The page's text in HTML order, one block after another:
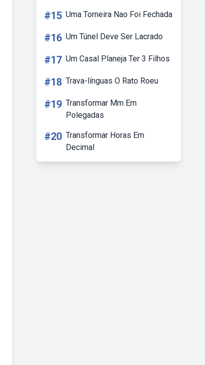
#15 Uma Torneira Nao Foi Fechada
#16 Um Túnel Deve Ser Lacrado
#17 Um Casal Planeja Ter 3 Filhos
#18 Trava-línguas O Rato Roeu
#19 Transformar Mm Em
Polegadas
#20 Transformar Horas Em
Decimal